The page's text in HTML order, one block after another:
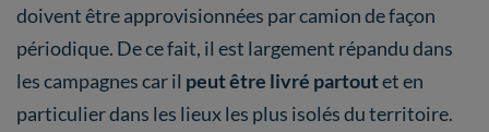
doivent être approvisionnées par camion de façon
périodique. De ce fait, il est largement répandu dans
les campagnes car il peut être livré partoutet en
particulier dans les lieux les plus isolés du territoire.